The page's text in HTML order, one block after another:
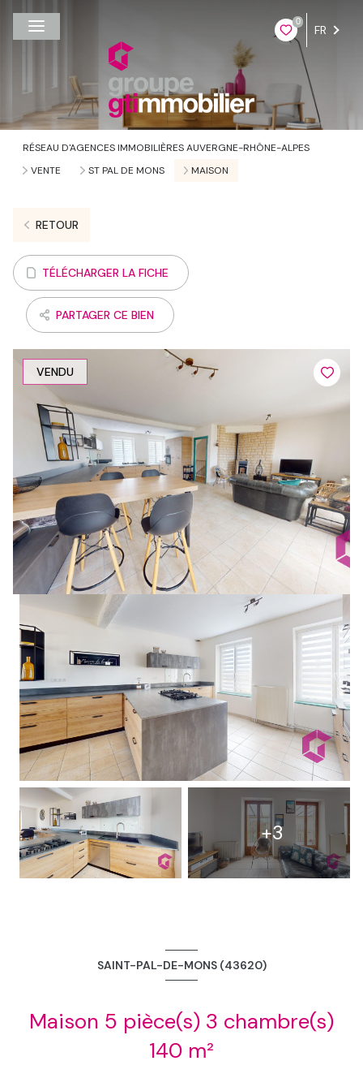
0
FR
RÉSEAU D'AGENCES IMMOBILIÈRES AUVERGNE-RHÔNE-ALPES
VENTE
ST PAL DE MONS MAISON
RETOUR
TÉLÉCHARGER LA FICHE
PARTAGER CE BIEN
VENDU
+3
SAINT-PAL-DE-MONS (43620)
Maison 5 pièce(s) 3 chambre(s)
140 m²